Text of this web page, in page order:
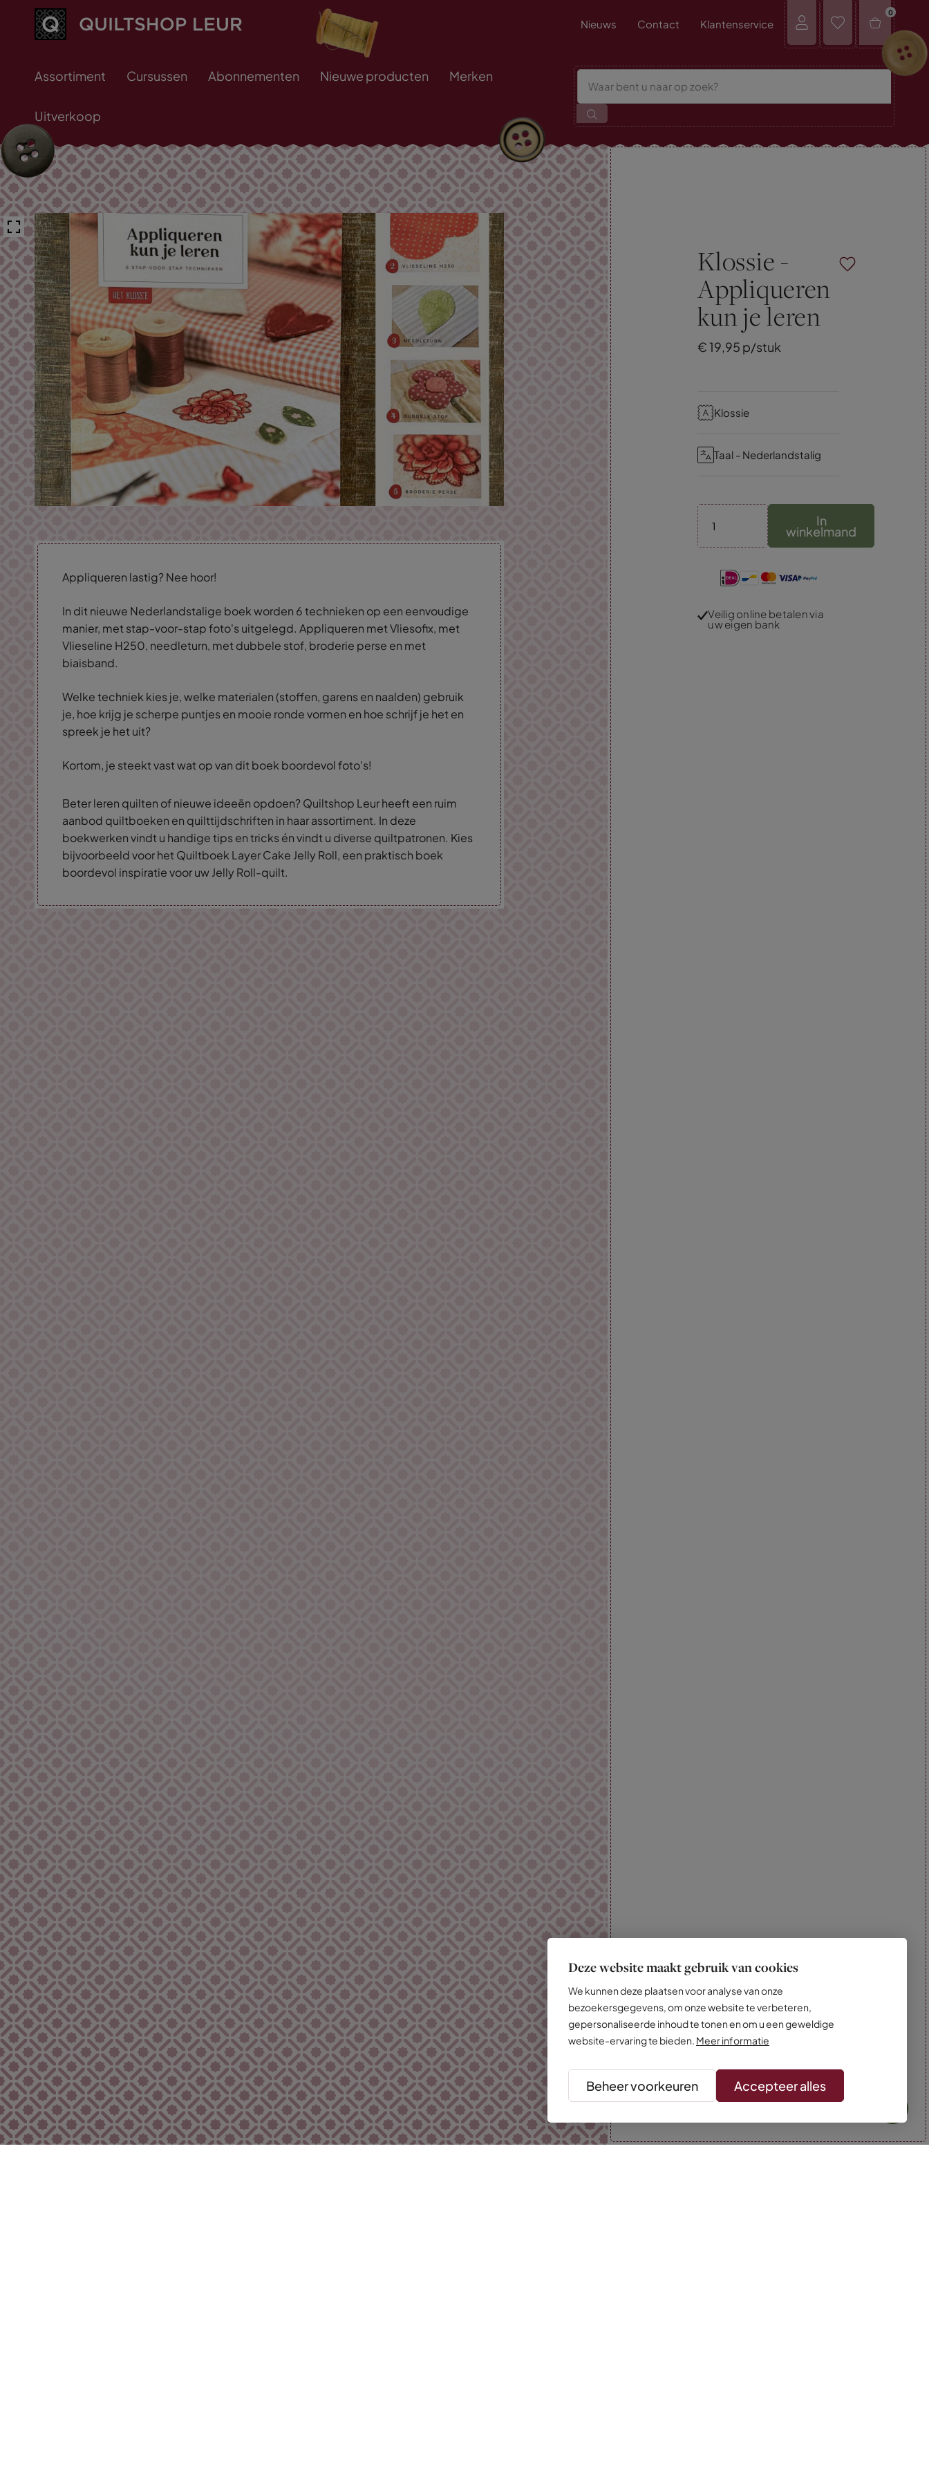
Deze website maakt gebruik van cookies
We kunnen deze plaatsen voor analyse van onze
bezoekersgegevens, om onze website te verbeteren,
gepersonaliseerde inhoud te tonen en om u een geweldige
website-ervaring te bieden. Meer informatie
Beheer voorkeuren Accepteer alles
Nieuws Contact Klantenservice
0
Assortiment Cursussen Abonnementen Nieuwe producten Merken
Uitverkoop
Appliqueren lastig? Nee hoor!
In dit nieuwe Nederlandstalige boek worden 6 technieken op een eenvoudige
manier, met stap-voor-stap foto's uitgelegd. Appliqueren met Vliesofix, met
Vlieseline H250, needleturn, met dubbele stof, broderie perse en met
biaisband.
Welke techniek kies je, welke materialen (stoffen, garens en naalden) gebruik
je, hoe krijg je scherpe puntjes en mooie ronde vormen en hoe schrijf je het en
spreek je het uit?
Kortom, je steekt vast wat op van dit boek boordevol foto's!
Beter leren quilten of nieuwe ideeën opdoen? Quiltshop Leur heeft een ruim
aanbod quiltboeken en quilttijdschriften in haar assortiment. In deze
boekwerken vindt u handige tips en tricks én vindt u diverse quiltpatronen. Kies
bijvoorbeeld voor het Quiltboek Layer Cake Jelly Roll, een praktisch boek
boordevol inspiratie voor uw Jelly Roll-quilt.
Klossie -
Appliqueren
kun je leren
€19,95 p/stuk
Klossie
Taal - Nederlandstalig
In
winkelmand
Veilig online betalen via
uw eigen bank